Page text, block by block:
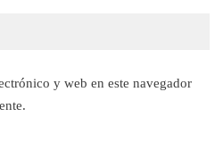
y web en este navegador